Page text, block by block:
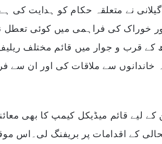
نے متعلقہ حکام کو ہدایت کی
خوراک کی فراہمی میں کوئی تعطل
کے قرب و جوار میں قائم مختلف
خاندانوں سے ملاقات کی اور ان سے
لیے قائم میڈیکل کیمپ کا بھی
کے اقدامات پر بریفنگ لی۔اس